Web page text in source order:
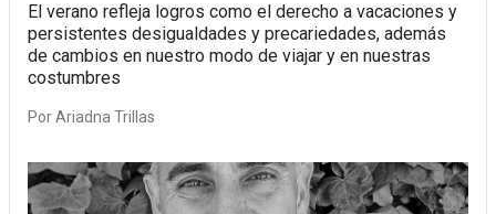
El verano refleja logros como el derecho a vacaciones y
persistentes desigualdades y precariedades, además
de cambios en nuestro modo de viajar y en nuestras
costumbres
PorAriadna Trillas